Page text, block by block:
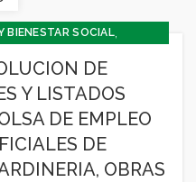
BIENESTAR SOCIAL
Y PARTICIPACIÓN
DE
Y LISTADOS
DE EMPLEO
DE
OBRAS